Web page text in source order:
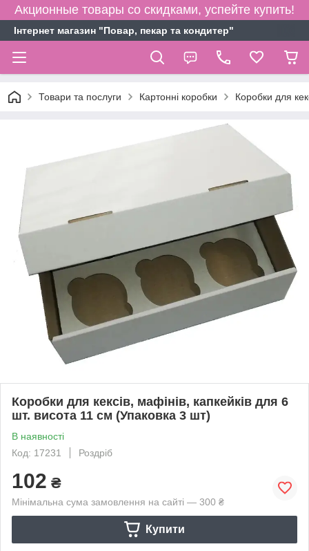
Акционные товары со скидками, успейте купить!
Інтернет магазин "Повар, пекар та кондитер"
Товари та послуги Картонні коробки Коробки для
Коробки для кексів, мафінів, капкейків для 6
шт. висота 11 см (Упаковка 3 шт)
В наявності
Код: 17231
Роздріб
102 ₴
Мінімальна сума замовлення на сайті — 300 ₴
Купити